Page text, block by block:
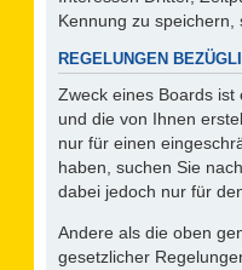
Kennung zu
REGELUNGEN
Zweck eines Boards
und die von Ihnen
nur für einen
haben, suchen Sie
dabei jedoch nur für
Andere als die oben
gesetzlicher